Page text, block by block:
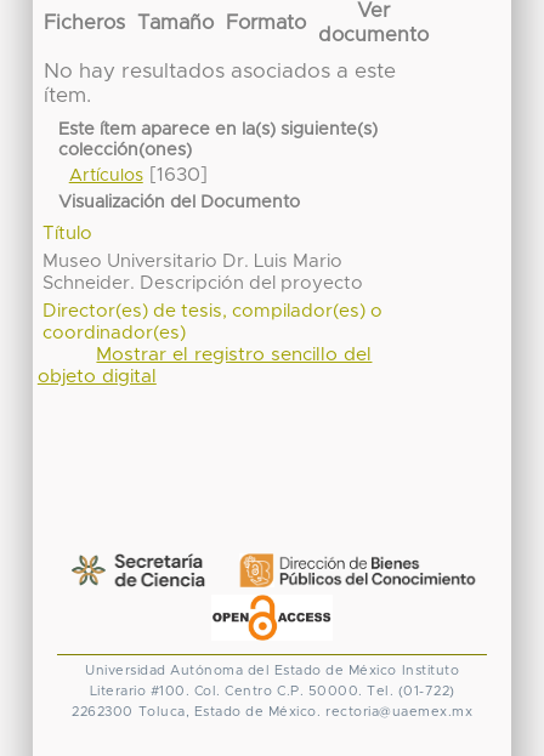
Ficheros Tamaño Formato
Ver
documento
No hay resultados asociados a este
ítem.
Este ítem aparece en la(s) siguiente(s)
colección(ones)
Artículos[1630]
Visualización del Documento
Título
Museo Universitario Dr. Luis Mario
Schneider. Descripción del proyecto
Director(es) de tesis, compilador(es) o
coordinador(es)
Mostrar el registro sencillo del
objeto digital
Universidad Autónoma del Estado de México
Instituto
Literario #100. Col. Centro C.P. 50000. Tel. (01-722)
2262300 Toluca, Estado de México. rectoria@uaemex.mx